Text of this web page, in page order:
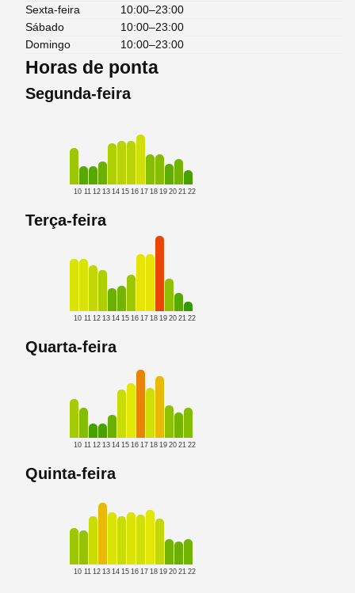
Sexta-feira
10:00–23:00
Sábado
10:00–23:00
Domingo
10:00–23:00
Horas de ponta
Segunda-feira
10 11 12 13 14 15 16 17 18 19 20 21 22
Terça-feira
10 11 12 13 14 15 16 17 18 19 20 21 22
Quarta-feira
10 11 12 13 14 15 16 17 18 19 20 21 22
Quinta-feira
10 11 12 13 14 15 16 17 18 19 20 21 22